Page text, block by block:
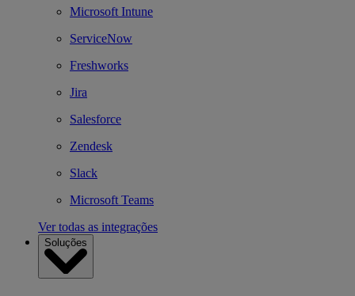
Microsoft Intune
ServiceNow
Freshworks
Jira
Salesforce
Zendesk
Slack
Microsoft Teams
Ver todas as integrações
Soluções